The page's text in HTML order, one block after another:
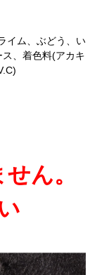
イム、ぶどう、い
、着色料(アカキ
ん。